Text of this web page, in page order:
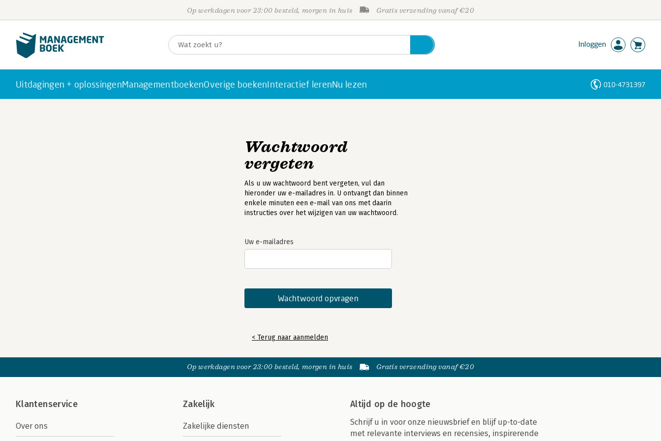
Op werkdagen voor 23:00 besteld, morgen in huis Gratis verzending vanaf €20
Inloggen
Uitdagingen + oplossingenManagementboekenOverige boekenInteractief lerenNu lezen 010-4731397
Wachtwoord
vergeten
Als u uw wachtwoord bent vergeten, vul dan
hieronder uw e-mailadres in. U ontvangt dan binnen
enkele minuten een e-mail van ons met daarin
instructies over het wijzigen van uw wachtwoord.
Uw e-mailadres
< Terug naar aanmelden
Op werkdagen voor 23:00 besteld, morgen in huis Gratis verzending vanaf €20
Klantenservice
Over ons
Zakelijk
Zakelijke diensten
Altijd op de hoogte
Schrijf u in voor onze nieuwsbrief en blijf up-to-date
met relevante interviews en recensies, inspirerende
Personen